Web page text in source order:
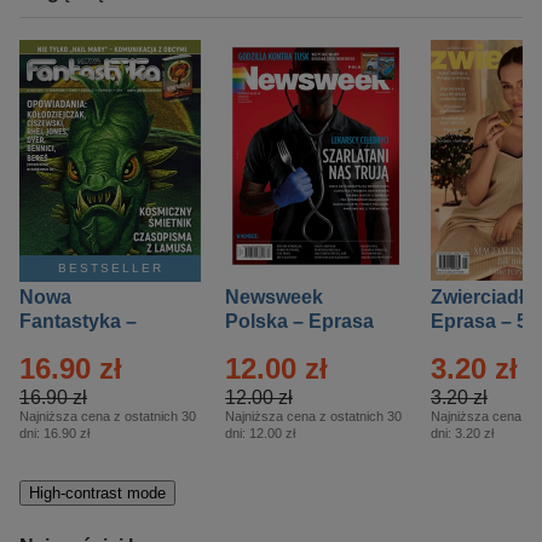
BESTSELLER
Nowa
Fantastyka –
16.90 zł
16.90 zł
Najniższa cena z ostatnich 30
dni: 16.90 zł
Newsweek
Polska – Eprasa
12.00 zł
12.00 zł
Najniższa cena z ostatnich 30
dni: 12.00 zł
Zwierciadło
Eprasa – 5/
3.20 zł
3.20 zł
Najniższa cena z
dni: 3.20 zł
High-contrast mode